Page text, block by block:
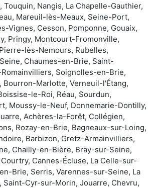
Touquin, Nangis, La Chapelle-Gauthier,
Mareuil-lès-Meaux, Seine-Port,
Vignes, Cesson, Pomponne, Gouaix,
Pringy, Montcourt-Fromonville,
lès-Nemours, Rubelles,
Chaumes-en-Brie, Saint-
Soignolles-en-Brie,
Bourron-Marlotte, Verneuil-l'Étang,
le-Roi, Réau, Sourdun,
Moussy-le-Neuf, Donnemarie-Dontilly,
Achères-la-Forêt, Collégien,
Rozay-en-Brie, Bagneaux-sur-Loing,
Barbizon, Gretz-Armainvilliers,
Chailly-en-Bière, Bray-sur-Seine,
Cannes-Écluse, La Celle-sur-
Brie, Serris, Varennes-sur-Seine, La
Saint-Cyr-sur-Morin, Jouarre, Chevru,